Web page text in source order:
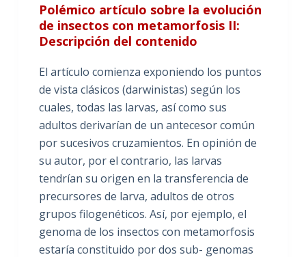
Polémico artículo sobre la evolución
de insectos con metamorfosis II:
Descripción del contenido
El artículo comienza exponiendo los puntos
de vista clásicos (darwinistas) según los
cuales, todas las larvas, así como sus
adultos derivarían de un antecesor común
por sucesivos cruzamientos. En opinión de
su autor, por el contrario, las larvas
tendrían su origen en la transferencia de
precursores de larva, adultos de otros
grupos filogenéticos. Así, por ejemplo, el
genoma de los insectos con metamorfosis
estaría constituido por dos sub- genomas